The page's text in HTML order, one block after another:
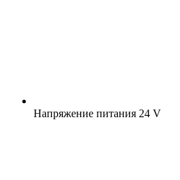
Напряжение питания 24 V